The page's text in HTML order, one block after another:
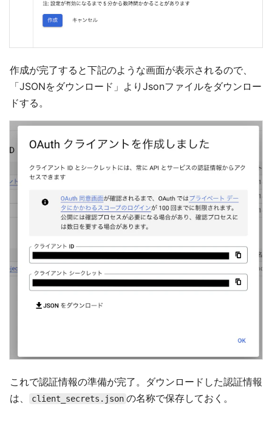
作成が完了すると下記のような画面が表示されるので、
「JSONをダウンロード」よりJsonファイルをダウンロー
ドする。
これで認証情報の準備が完了。ダウンロードした認証情報
は、
client_secrets.json の名称で保存しておく。